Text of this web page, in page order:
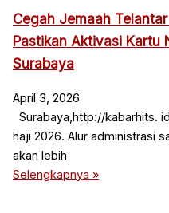
Cegah Jemaah
Pastikan Aktivasi Kartu
Surabaya
April 3, 2026
Surabaya,http://kabarhits.
haji 2026. Alur administrasi
akan lebih
Selengkapnya »